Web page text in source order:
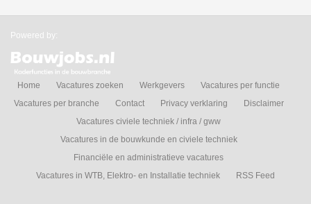
Powered by:
Home Vacatures zoeken Werkgevers
Vacatures per functie
Vacatures per branche
Contact Privacy verklaring
Disclaimer
Vacatures civiele techniek / infra / gww
Vacatures in de bouwkunde en civiele techniek
Financiële en administratieve vacatures
Vacatures in WTB, Elektro- en Installatie techniek
RSS Feed